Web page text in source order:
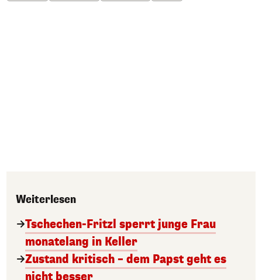
Weiterlesen
Tschechen-Fritzl sperrt junge Frau
monatelang in Keller
Zustand kritisch – dem Papst geht es
nicht besser